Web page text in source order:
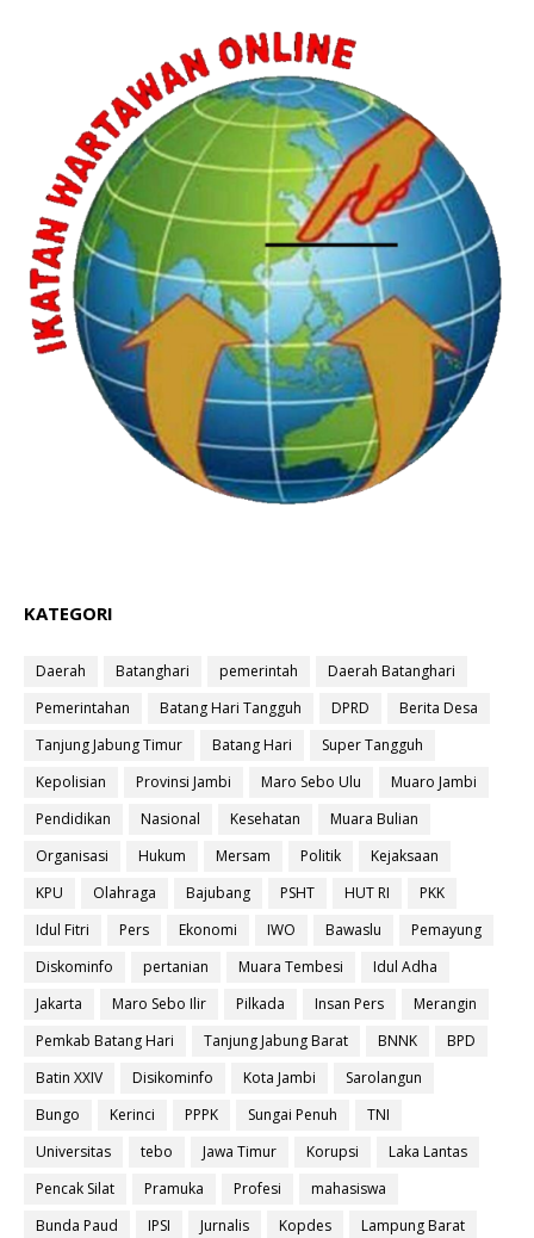
KATEGORI
Daerah Batanghari pemerintah
Daerah Batanghari
Pemerintahan
Batang Hari Tangguh DPRD
Berita Desa
Tanjung Jabung Timur
Batang Hari
Super Tangguh
Kepolisian
Provinsi Jambi Maro Sebo Ulu
Muaro Jambi
Pendidikan
Nasional Kesehatan
Muara Bulian
Organisasi
Hukum Mersam Politik
Kejaksaan
KPU
Olahraga Bajubang PSHT HUT RI
PKK
Idul Fitri
Pers Ekonomi IWO Bawaslu
Pemayung
Diskominfo
pertanian Muara Tembesi
Idul Adha
Jakarta
Maro Sebo Ilir Pilkada Insan Pers
Merangin
Pemkab Batang Hari
Tanjung Jabung Barat BNNK
BPD
Batin XXIV
Disikominfo Kota Jambi
Sarolangun
Bungo
Kerinci PPPK Sungai Penuh
TNI
Universitas
tebo Jawa Timur Korupsi
Laka Lantas
Pencak Silat
Pramuka Profesi
mahasiswa
Bunda Paud
IPSI Jurnalis Kopdes
Lampung Barat